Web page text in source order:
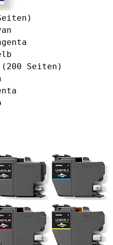
(200 Seiten)